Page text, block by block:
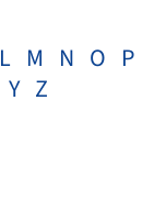
L M N O P
Y Z